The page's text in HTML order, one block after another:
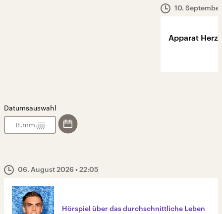
10.
Apparat Herz
Datumsauswahl
.
.
06. August 2026• 22:05
Hörspiel über das durchschnittliche Leben